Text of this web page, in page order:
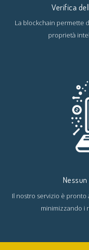
Verifica
La blockchain permette
proprietà
Il nostro servizio è
minimizzando i